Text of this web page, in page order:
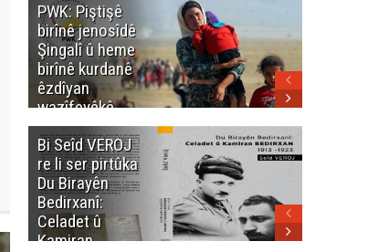
PWK: Piştişê
birînê jenosîdê
Şingalî û heme
birînê kurdanê
êzdîyan
wazîfeyêkê
neteweyî yê
heme kurdanê
dinya yo
Bi Seîd VEROJ
re li ser pirtûka
Du Birayên
Bedirxanî:
Celadet û
Kamiran